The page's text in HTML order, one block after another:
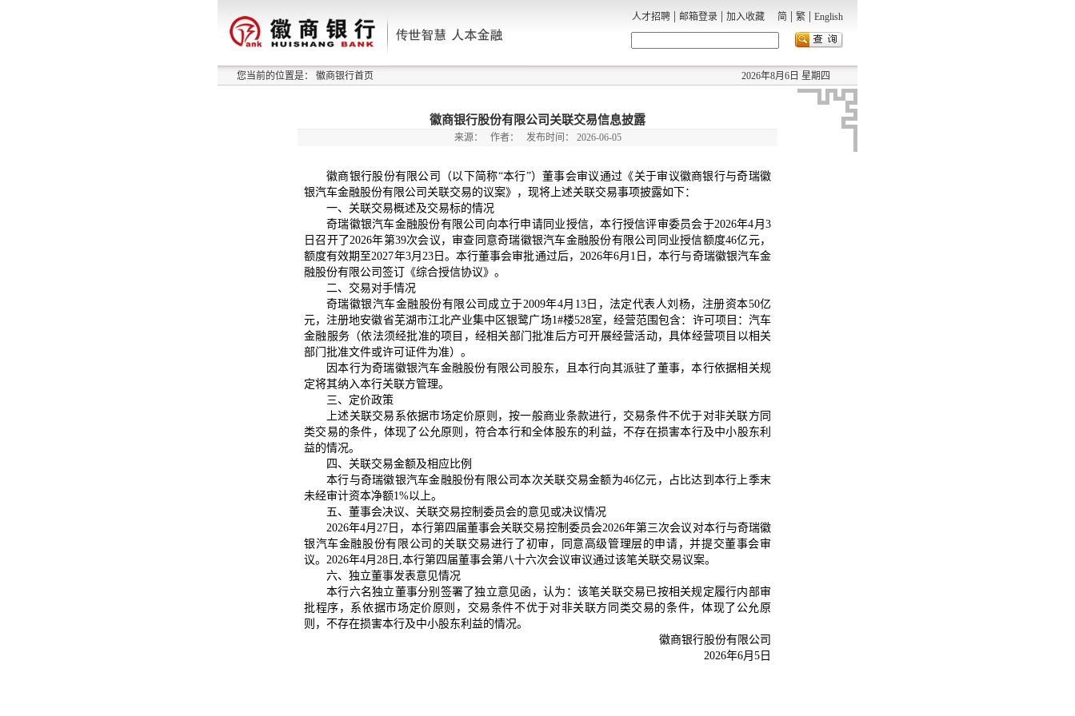
人才招聘 | 邮箱登录 | 加入收藏 简 | 繁 | English
您当前的位置是： 徽商银行首页 2026年8月6日 星期四
徽商银行股份有限公司关联交易信息披露
来源： 作者： 发布时间： 2026-06-05